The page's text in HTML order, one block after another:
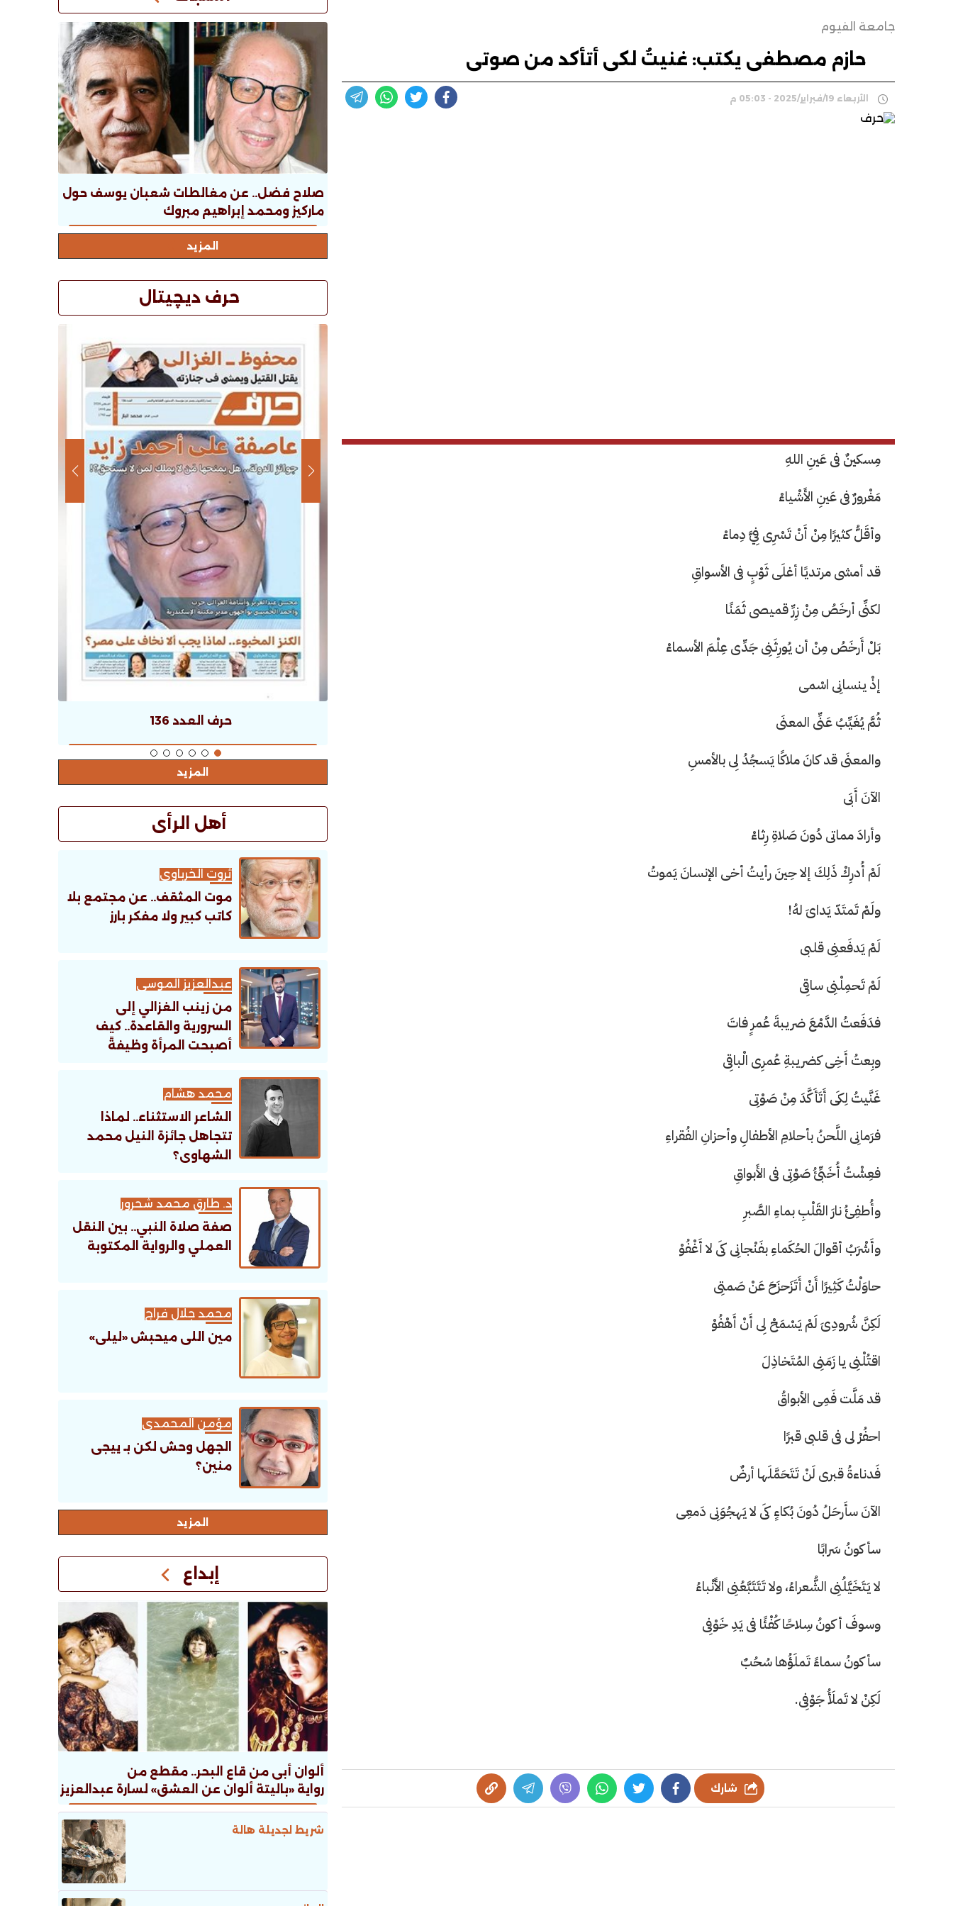
جامعة الفيوم
حازم مصطفى يكتب: غنيتُ لكى أتأكد من صوتى
الأربعاء 19/فبراير/2025 - 05:03 م
مِسكينٌ فى عَينِ اللهِ
مَغْرورٌ فى عَينِ الأَشْياءْ
وأقَلُّ كثيرًا مِنْ أَنْ تَسْرِى فِيَّ دِماءْ
قد أمشى مرتديًا أغلَى ثَوْبٍ فى الأسواقِ
لكنِّى أرخَصُ مِنْ زِرِّ قميصى ثَمَنًا
بَلْ أَرخَصُ مِنْ أن يُورِثَنِى جَدِّى عِلْمَ الأسماءْ
إذْ ينسانِى اسْمى
ثُمَّ يُغَيِّبُ عَنِّى المعنَى
والمعنَى قد كانَ ملاكًا يَسجُدُ لِى بالأمسِ
الآنَ أَبَى
وأرادَ مماتى دُونَ صَلاةِ رِثاءْ
لَمْ أُدرِكْ ذَلِكَ إلا حِينَ رأيتُ أخى الإنسانَ يَموتُ
ولَمْ تَمتَدّ يَداىَ لهُ!
لَمْ يَدفَعنِى قلبى
لَمْ تَحمِلْنِى ساقِى
فدَفَعتُ الدَّمْعَ ضريبةَ عُمرٍ فاتَ
وبِعتُ أَخِى كضريبةِ عُمرِى الْباقِى
غَنَّيتُ لِكَى أَتَأَكَّدَ مِنْ صَوْتِى
فرَمانِى اللَّحنُ بأحلامِ الأطفالِ وأحزانِ الفُقراءِ
فعِشْتُ أُخَبِّئُ صَوْتِى فى الأَبواقِ
وأُطفِئُ نارَ القَلْبِ بماءِ الصَّبرِ
وأَشْرَبُ أقوالَ الحُكَماءِ بفَنْجانِى كَى لا أَغْفُوْ
حاوَلْتُ كَثِيرًا أَنْ أَتَزَحزَحَ عَنْ صَمتِى
لَكِنَّ شُرودِىَ لَمْ يَسْمَحْ لِى أَنْ أَهْفُوْ
اقتُلْنِى يا زَمَنِى المُتَخاذِلَ
قد مَلَّت فَمِى الأبواقُ
احفُرْ لى فى قلبى قبرًا
فَدناءةُ قبرى لَنْ تَتَحَمَّلَها أرضٌ
الآنَ سأَرحَلُ دُونَ بُكاءٍ كَى لا يَهجُوَنِى دَمعِى
سأكونُ سَرابًا
لا يَتَخَيَّلُنِى الشُّعراءُ، ولا تَتَتَبَّعُنِى الأَنْباءُ
وسوفَ أكونُ سِلاحًا كُفْئًا فى يَدِ خَوْفِى
سأكونُ سماءً تَملَؤُها سُحُبٌ
لَكِنْ لا تَملَأُ جَوْفِى.
شارك
صلاح فضل.. عن مغالطات شعبان يوسف حول
ماركيز ومحمد إبراهيم مبروك
المزيد
حرف ديچيتال
حرف العدد 133 حرف العدد 136
المزيد
أهل الرأى
ثروت الخرباوى
موت المثقف.. عن مجتمع بلا
كاتب كبير ولا مفكر بارز
عبدالعزيز الموسى
من زينب الغزالي إلى
السرورية والقاعدة.. كيف
أصبحت المرأة وظيفةً
محمد هشام
الشاعر الاستثناء.. لماذا
تتجاهل جائزة النيل محمد
الشهاوى؟
د. طارق محمد شحرور
صفة صلاة النبي.. بين النقل
العملي والرواية المكتوبة
محمد جلال فراج
مين اللى ميحبش «ليلى»
مؤمن المحمدى
الجهل وحش لكن بـ ييجى
منين؟
اﻟﻤﺰﻳﺪ
إبداع
ألوان أبى من قاع البحر.. مقطع من
رواية «باليتة ألوان عن العشق» لسارة عبدالعزيز
شريط لجديلة هالة